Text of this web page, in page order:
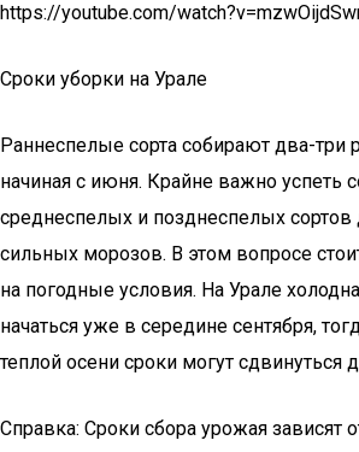
https://youtube.com/
Сроки уборки на Урале
Раннеспелые сорта собирают два-три
начиная с июня. Крайне важно успеть
среднеспелых и позднеспелых сортов
сильных морозов. В этом вопросе
на погодные условия. На Урале
начаться уже в середине сентября,
теплой осени сроки могут сдвинуться
Справка: Сроки сбора урожая зависят